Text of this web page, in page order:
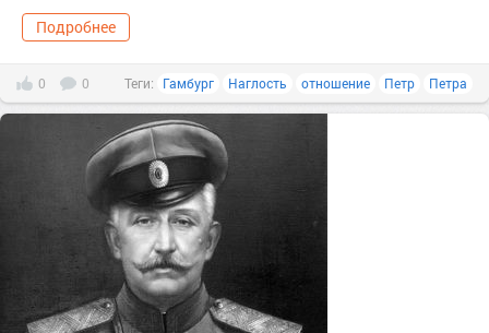
Подробнее
0 0 Теги: Гамбург Наглость отношение Петр Петра